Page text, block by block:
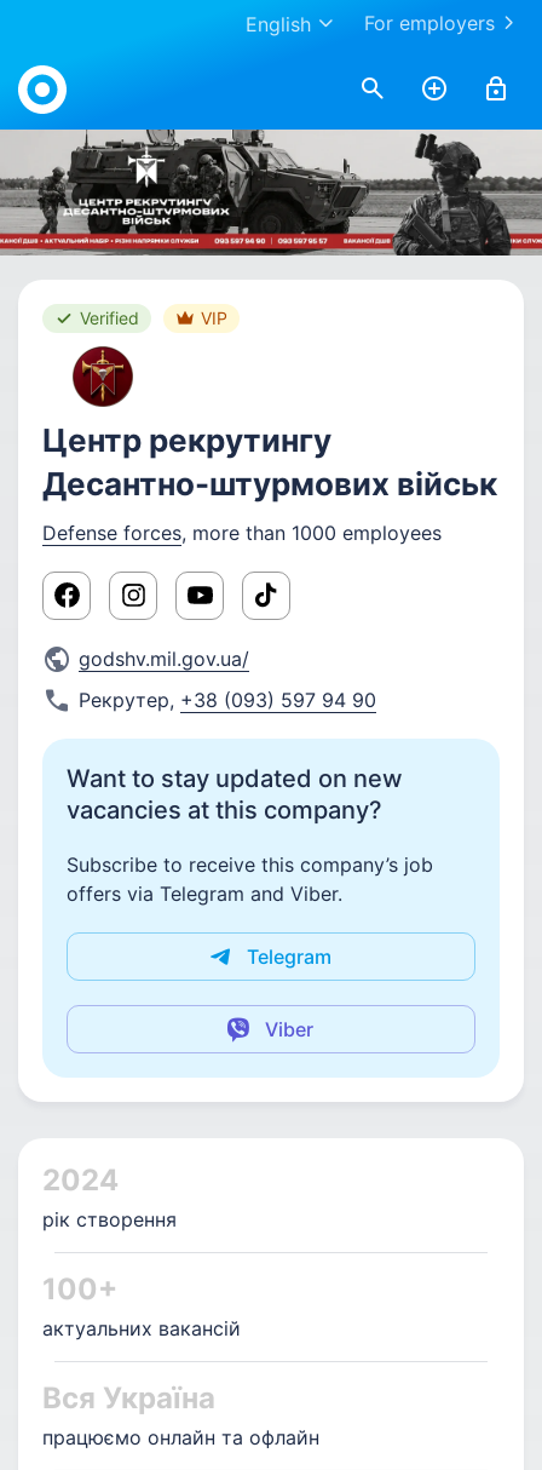
For employers
English
Work.ua
Verified VIP
Центр рекрутингу
Десантно-штурмових військ
Defense forces, more than 1000 employees
godshv.mil.gov.ua/
Рекрутер, +38 (093) 597 94 90
Want to stay updated on new
vacancies at this company?
Subscribe to receive this company’s job
offers via Telegram and Viber.
Telegram
Viber
2024
рік створення
100+
актуальних вакансій
Вся Україна
працюємо онлайн та офлайн